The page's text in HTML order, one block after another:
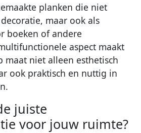
planken die niet
maar ook als
boeken of andere
aspect maakt
maat niet alleen esthetisch
ook praktisch en nuttig in
juiste
voor jouw ruimte?